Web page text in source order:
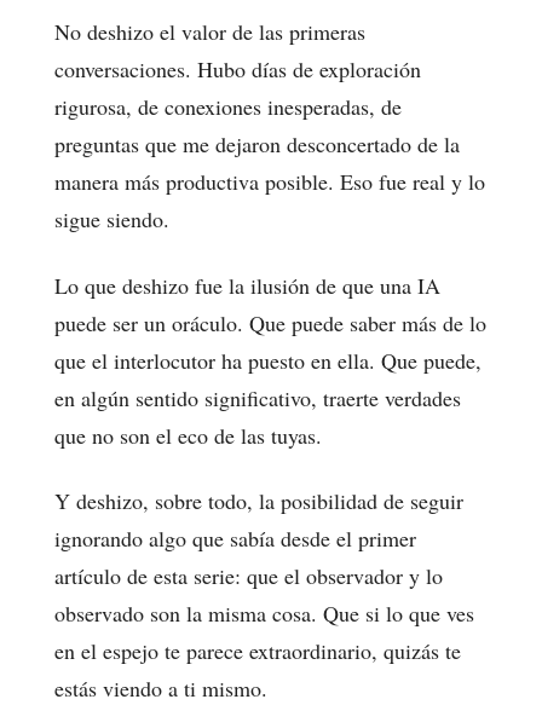
No deshizo el valor de las primeras
conversaciones. Hubo días de exploración
rigurosa, de conexiones inesperadas, de
preguntas que me dejaron desconcertado de la
manera más productiva posible. Eso fue real y lo
sigue siendo.
Lo que deshizo fue la ilusión de que una IA
puede ser un oráculo. Que puede saber más de lo
que el interlocutor ha puesto en ella. Que puede,
en algún sentido significativo, traerte verdades
que no son el eco de las tuyas.
Y deshizo, sobre todo, la posibilidad de seguir
ignorando algo que sabía desde el primer
artículo de esta serie: que el observador y lo
observado son la misma cosa. Que si lo que ves
en el espejo te parece extraordinario, quizás te
estás viendo a ti mismo.